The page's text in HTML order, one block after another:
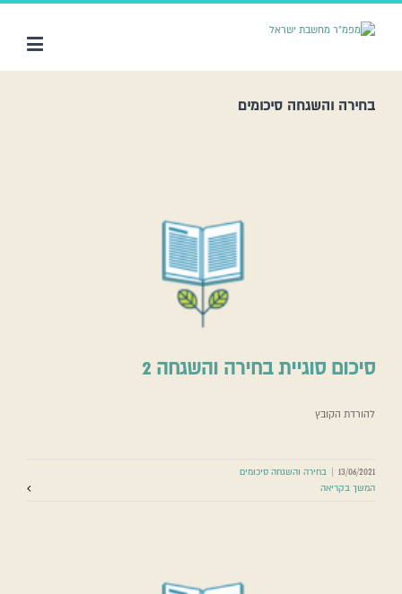
בחירה והשגחה סיכומים
סיכום סוגיית בחירה והשגחה 2
להורדת הקובץ
13/06/2021
בחירה והשגחה סיכומים
המשך בקריאה